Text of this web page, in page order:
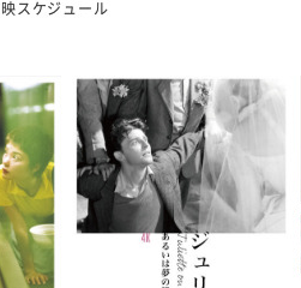
スケジュール